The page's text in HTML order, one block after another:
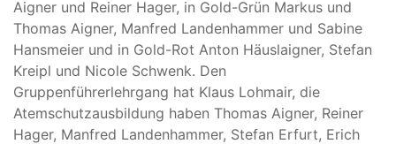
Aigner und Reiner Hager, in Gold-Grün Markus und
Thomas Aigner, Manfred Landenhammer und Sabine
Hansmeier und in Gold-Rot Anton Häuslaigner, Stefan
Kreipl und Nicole Schwenk. Den
Gruppenführerlehrgang hat Klaus Lohmair, die
Atemschutzausbildung haben Thomas Aigner, Reiner
Hager, Manfred Landenhammer, Stefan Erfurt, Erich